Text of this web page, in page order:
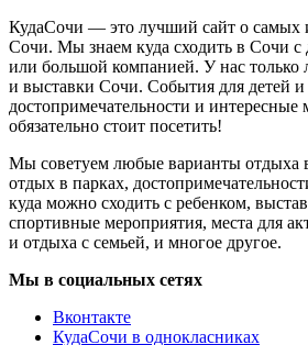
КудаСочи — это лучший сайт о самых
Сочи. Мы знаем куда сходить в Сочи с
или большой компанией. У нас только
и выставки Сочи. События для детей
достопримечательности и интересные
обязательно стоит посетить!
Мы советуем любые варианты
отдых в парках,
куда можно сходить с ребенком,
спортивные мероприятия, места для
и отдыха с семьей, и многое другое.
Мы в социальных сетях
Вконтакте
КудаСочи в однокласниках